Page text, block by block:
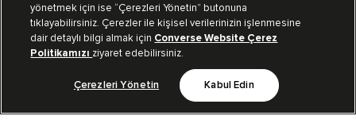
Kurumsal
Bizi Takip Et
yönetmek için ise “Çerezleri Yönetin” butonuna
tıklayabilirsiniz. Çerezler ile kişisel verilerinizin işlenmesine
dair detaylı bilgi almak için Converse Website Çerez
Politikamızı ziyaret edebilirsiniz.
Çerezleri Yönetin Kabul Edin